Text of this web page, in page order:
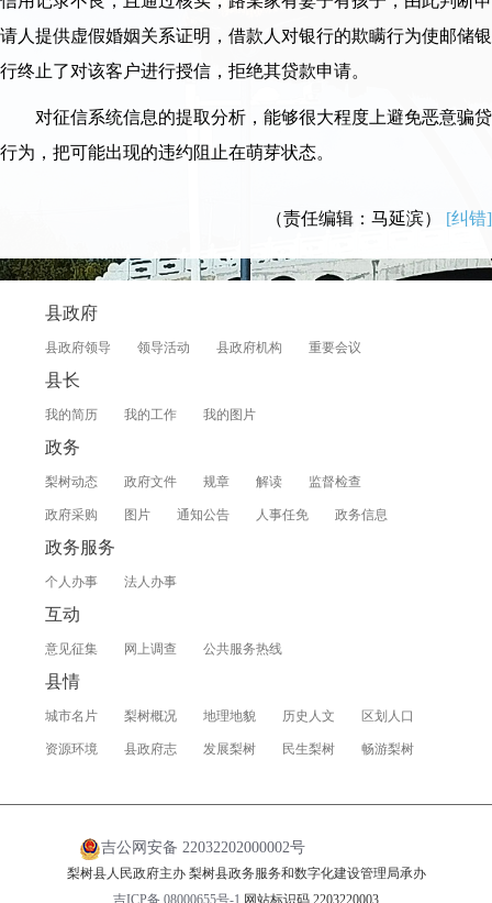
请人提供虚假婚姻关系证明，借款人对银行的欺瞒行为使邮储银
行终止了对该客户进行授信，拒绝其贷款申请。
对征信系统信息的提取分析，能够很大程度上避免恶意骗贷
行为，把可能出现的违约阻止在萌芽状态。
（责任编辑：马延滨） [纠错]
县政府
县政府领导 领导活动 县政府机构 重要会议
县长
我的简历 我的工作 我的图片
政务
梨树动态 政府文件 规章 解读 监督检查
政府采购 图片 通知公告 人事任免 政务信息
政务服务
个人办事 法人办事
互动
意见征集 网上调查 公共服务热线
县情
城市名片 梨树概况 地理地貌 历史人文 区划人口
资源环境 县政府志 发展梨树 民生梨树 畅游梨树
吉公网安备 22032202000002号
梨树县人民政府主办 梨树县政务服务和数字化建设管理局承办
吉ICP备 08000655号-1 网站标识码 2203220003